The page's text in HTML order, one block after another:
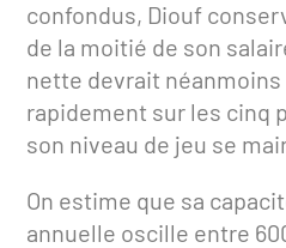
confondus, Diouf
de la moitié de son
nette devrait
rapidement sur les cinq
son niveau de jeu se
On estime que sa
annuelle oscille entre